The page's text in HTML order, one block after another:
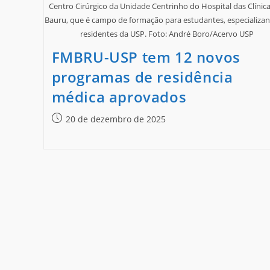
Centro Cirúrgico da Unidade Centrinho do Hospital das
Bauru, que é campo de formação para estudantes,
residentes da USP. Foto: André Boro/Acervo USP
FMBRU-USP tem 12 novos
programas de residência
médica aprovados
20 de dezembro de 2025